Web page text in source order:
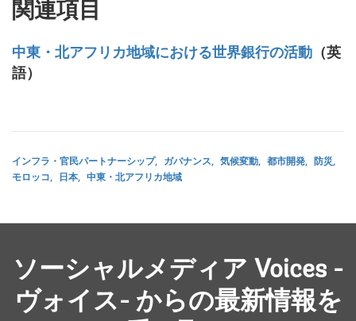
関連項目
中東・北アフリカ地域における世界銀行の活動 （英
語）
インフラ・官民パートナーシップ ガバナンス 気候変動 都市開発
防災
モロッコ
日本 中東・北アフリカ地域
ソーシャルメディア Voices -
ヴォイス- からの最新情報を